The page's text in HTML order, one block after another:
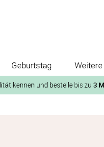
Geburtstag
kennen und bestelle bis zu 3
auf der jeweiligen Produktseite und